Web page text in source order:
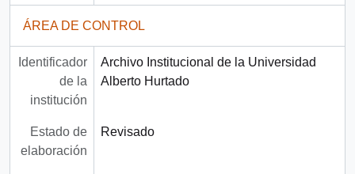
ÁREA DE CONTROL
Identificador
de la
institución
Archivo Institucional de la Universidad
Alberto Hurtado
Estado de
elaboración
Revisado